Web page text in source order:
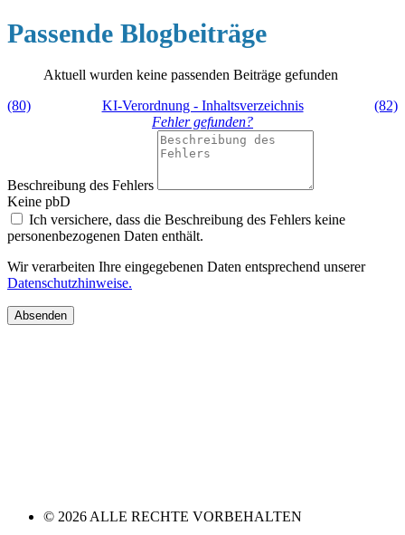
Passende Blogbeiträge
Aktuell wurden keine passenden Beiträge gefunden
(80)
KI-Verordnung - Inhaltsverzeichnis
(82)
Fehler gefunden?
Beschreibung des Fehlers
Keine pbD
Ich versichere, dass die Beschreibung des Fehlers keine
personenbezogenen Daten enthält.
Wir verarbeiten Ihre eingegebenen Daten entsprechend unserer
Datenschutzhinweise.
Absenden
© 2026 ALLE RECHTE VORBEHALTEN